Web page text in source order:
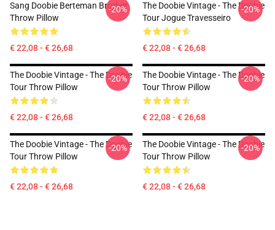
Sang Doobie Berteman Brother
Throw Pillow
€ 22,08 - € 26,68
-20%
The Doobie Vintage - The Doobie
Tour Jogue Travesseiro
€ 22,08 - € 26,68
-20%
The Doobie Vintage - The Doobie
Tour Throw Pillow
€ 22,08 - € 26,68
-20%
The Doobie Vintage - The Doobie
Tour Throw Pillow
€ 22,08 - € 26,68
-20%
The Doobie Vintage - The Doobie
Tour Throw Pillow
€ 22,08 - € 26,68
-20%
The Doobie Vintage - The Doobie
Tour Throw Pillow
€ 22,08 - € 26,68
-20%